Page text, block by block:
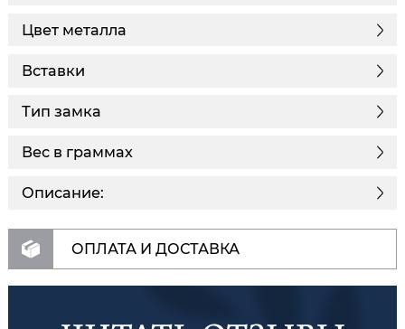
Цвет металла
Вставки
Тип замка
Описание:
Вес в граммах
ОПЛАТА И ДОСТАВКА